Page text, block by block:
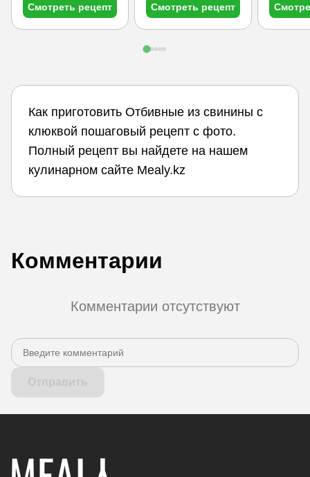
Смотреть рецепт Смотреть рецепт
Как приготовить Отбивные из свинины с
клюквой пошаговый рецепт с фото.
Полный рецепт вы найдете на нашем
кулинарном сайте Mealy.kz
Комментарии
Комментарии отсутствуют